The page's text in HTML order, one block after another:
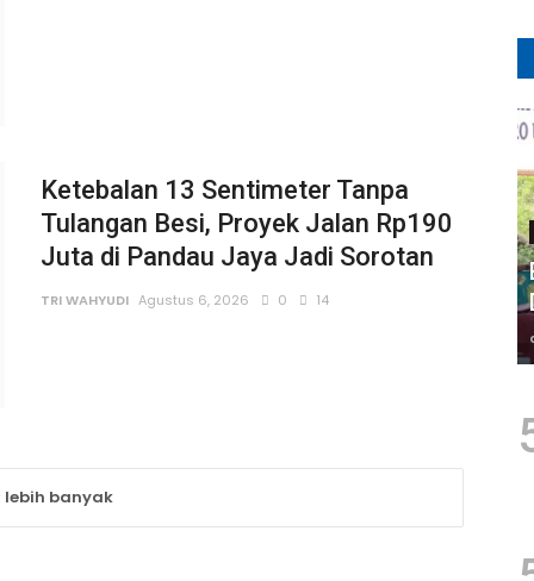
Ketebalan 13 Sentimeter Tanpa
Tulangan Besi, Proyek Jalan Rp190
Juta di Pandau Jaya Jadi Sorotan
TRI WAHYUDI Agustus 6, 2026 0 14
lebih banyak